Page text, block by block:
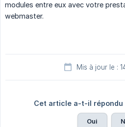
modules entre eux avec votre
webmaster.
Mis à jour le :
Cet article a-t-il répondu
Oui